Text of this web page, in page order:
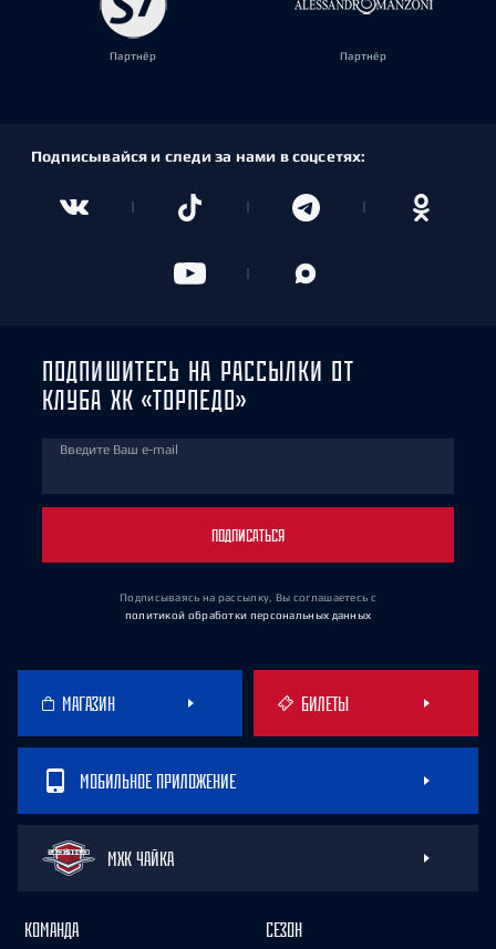
Партнёр Партнёр
Подписывайся и следи за нами в соцсетях:
ПОДПИШИТЕСЬ НА РАССЫЛКИ ОТ
КЛУБА ХК «ТОРПЕДО»
Введите Ваш e-mail
ПОДПИСАТЬСЯ
Подписываясь на рассылку, Вы соглашаетесь с
политикой обработки персональных данных
МАГАЗИН БИЛЕТЫ
МОБИЛЬНОЕ ПРИЛОЖЕНИЕ
МХК ЧАЙКА
КОМАНДА СЕЗОН